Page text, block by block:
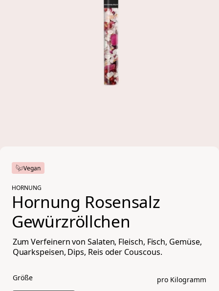
Vegan
HORNUNG
Hornung Rosensalz
Gewürzröllchen
Zum Verfeinern von Salaten, Fleisch, Fisch, Gemüse,
Quarkspeisen, Dips, Reis oder Couscous.
Größe pro Kilogramm